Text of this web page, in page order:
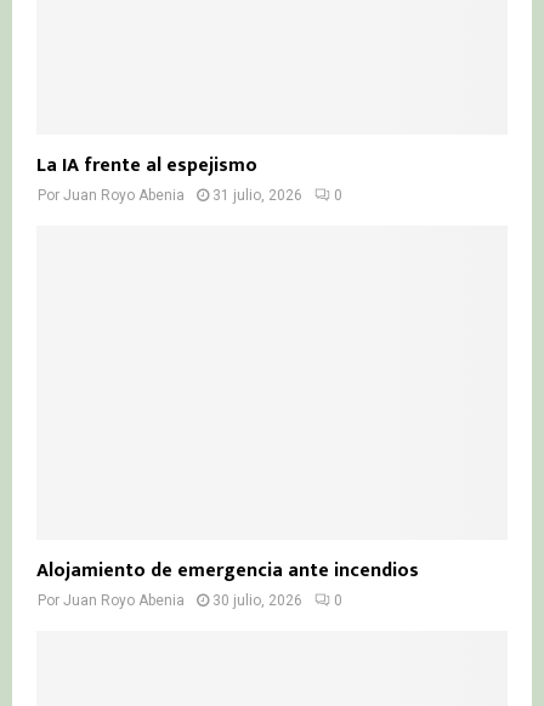
La IA frente al espejismo
Por Juan Royo Abenia 31 julio, 2026 0
Alojamiento de emergencia ante incendios
Por Juan Royo Abenia 30 julio, 2026 0